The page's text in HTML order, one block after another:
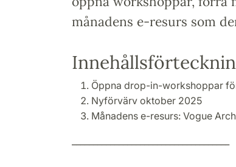
månadens e-resurs som
Öppna drop-in-workshoppar
Nyförvärv oktober 2025
Månadens e-resurs: Vogue